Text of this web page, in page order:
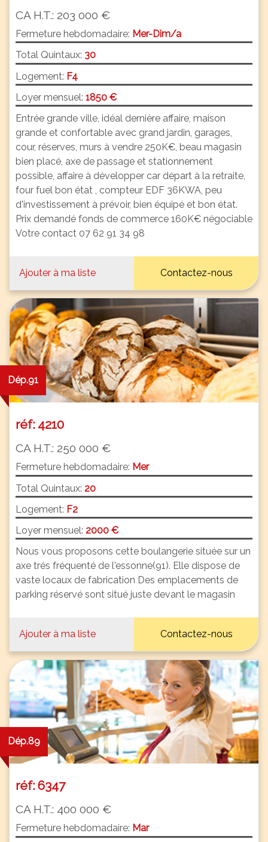
CA H.T.: 203 000 €
Fermeture hebdomadaire: Mer-Dim/a
Total Quintaux: 30
Logement: F4
Loyer mensuel: 1850 €
Entrée grande ville, idéal dernière affaire, maison
grande et confortable avec grand jardin, garages,
cour, réserves, murs à vendre 250K€, beau magasin
bien placé, axe de passage et stationnement
possible, affaire à développer car départ à la retraite,
four fuel bon état , compteur EDF 36KWA, peu
d'investissement à prévoir, bien équipé et bon état.
Prix demandé fonds de commerce 160K€ négociable
Votre contact 07 62 91 34 98
Ajouter à ma liste Contactez-nous
Dép.91
réf: 4210
CA H.T.: 250 000 €
Fermeture hebdomadaire: Mer
Total Quintaux: 20
Logement: F2
Loyer mensuel: 2000 €
Nous vous proposons cette boulangerie située sur un
axe trés fréquenté de l'essonne(91). Elle dispose de
vaste locaux de fabrication Des emplacements de
parking réservé sont situé juste devant le magasin
Ajouter à ma liste Contactez-nous
Dép.89
réf: 6347
CA H.T.: 400 000 €
Fermeture hebdomadaire: Mar